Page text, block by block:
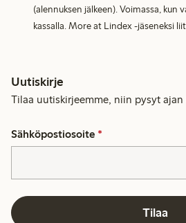
(alennuksen jälkeen). Voimassa, kun
kassalla. More at Lindex -jäseneksi
Uutiskirje
Tilaa uutiskirjeemme, niin pysyt ajan
Sähköpostiosoite *
Tilaa